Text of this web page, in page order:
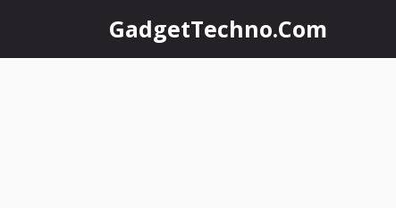
content
GadgetTechno.Com